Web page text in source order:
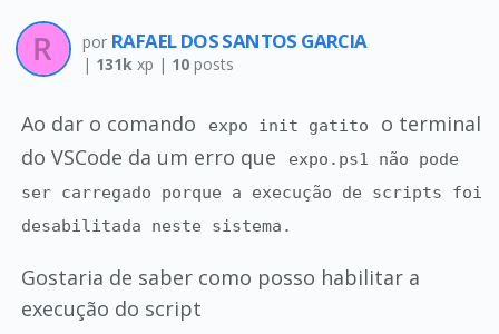
por RAFAEL DOS SANTOS GARCIA
| 131kxp | 10posts
Ao dar o comando expo init gatito
o terminal
do VSCode da um erro que
expo.ps1 não pode
ser carregado porque a execução de scripts foi
desabilitada neste sistema.
Gostaria de saber como posso habilitar a
execução do script